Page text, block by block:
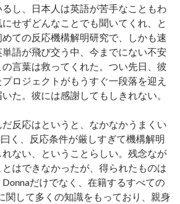
し、日本人は英語が苦手なこともわ
せずどんなことでも聞いてくれ、と
ての反応機構解明研究で、しかも速
語が飛び交う中、今までにない不安
言葉は救ってくれた。つい先日、彼
ロジェクトがもうすぐ一段落を迎え
た。彼には感謝してもしきれない。
反応はというと、なかなかうまくい
く、反応条件が厳しすぎて機構解明
ない、ということらしい。残念なが
はできなかったが、得られたものは
だけでなく、在籍するすべての
関して多くの知識をもっており、親身